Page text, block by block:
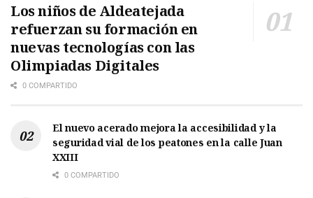
Los niños de Aldeatejada
refuerzan su formación en
nuevas tecnologías con las
Olimpiadas Digitales
0 COMPARTIDO
El nuevo acerado mejora la accesibilidad y la
seguridad vial de los peatones en la calle Juan
XXIII
0 COMPARTIDO